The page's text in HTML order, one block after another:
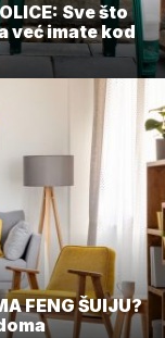
Sve što
već imate kod
FENG ŠUIJU?